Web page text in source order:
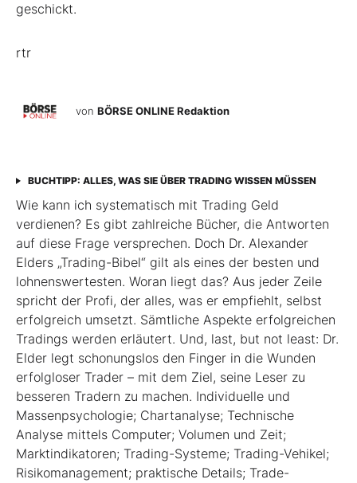
geschickt.
rtr
von BÖRSE ONLINE Redaktion
BUCHTIPP: ALLES, WAS SIE ÜBER TRADING WISSEN MÜSSEN
Wie kann ich systematisch mit Trading Geld
verdienen? Es gibt zahlreiche Bücher, die Antworten
auf diese Frage versprechen. Doch Dr. Alexander
Elders „Trading-Bibel“ gilt als eines der besten und
lohnenswertesten. Woran liegt das? Aus jeder Zeile
spricht der Profi, der alles, was er empfiehlt, selbst
erfolgreich umsetzt. Sämtliche Aspekte erfolgreichen
Tradings werden erläutert. Und, last, but not least: Dr.
Elder legt schonungslos den Finger in die Wunden
erfolgloser Trader – mit dem Ziel, seine Leser zu
besseren Tradern zu machen. Individuelle und
Massenpsychologie; Chartanalyse; Technische
Analyse mittels Computer; Volumen und Zeit;
Marktindikatoren; Trading-Systeme; Trading-Vehikel;
Risikomanagement; praktische Details; Trade-